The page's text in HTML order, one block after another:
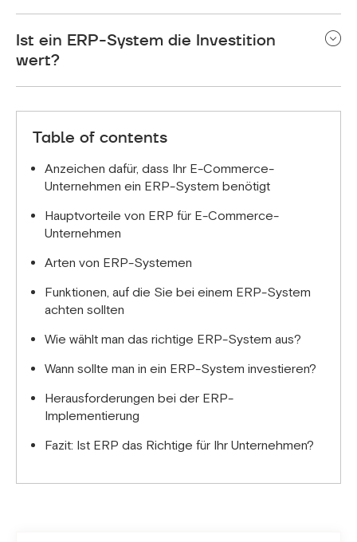
und empfehlen Ihnen die beste ERP-Lösung für
Ihren Betrieb, um eine reibungslose und
Ist ein ERP-System die Investition
wert?
verbessert die Effizienz und lässt sich mit Ihrem
Unternehmen skalieren, so dass es sich langfristig
auszahlt.
Table of contents
Anzeichen dafür, dass Ihr E-Commerce-
Unternehmen ein ERP-System benötigt
Hauptvorteile von ERP für E-Commerce-
Unternehmen
Arten von ERP-Systemen
Funktionen, auf die Sie bei einem ERP-System
achten sollten
Wie wählt man das richtige ERP-System aus?
Wann sollte man in ein ERP-System investieren?
Herausforderungen bei der ERP-
Implementierung
Fazit: Ist ERP das Richtige für Ihr Unternehmen?